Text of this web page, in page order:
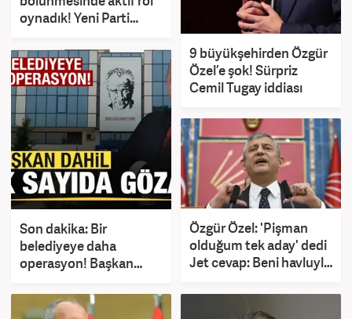
oynadık! Yeni Parti
9 büyükşehirden Özgür
Özel’e şok! Sürpriz
Cemil Tugay iddiası
Son dakika: Bir
belediyeye daha
operasyon! Başkan
alındı
Özgür Özel: 'Pişman
olduğum tek aday' dedi
Jet cevap: Beni havluyla